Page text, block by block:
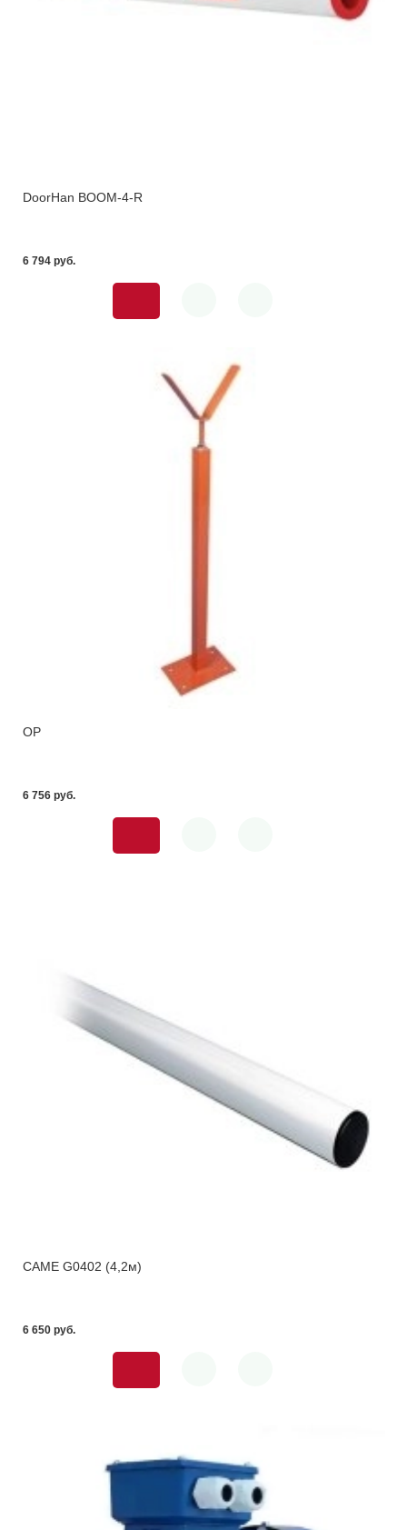
DoorHan BOOM-4-R
6 794 pуб.
ОР
6 756 pуб.
CAME G0402 (4,2м)
6 650 pуб.